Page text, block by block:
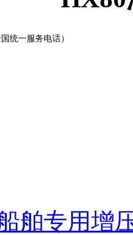
国统一服务电话）
舶专用增